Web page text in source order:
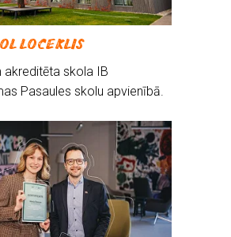
LOCEKLIS
akreditēta skola IB
Pasaules skolu apvienībā.